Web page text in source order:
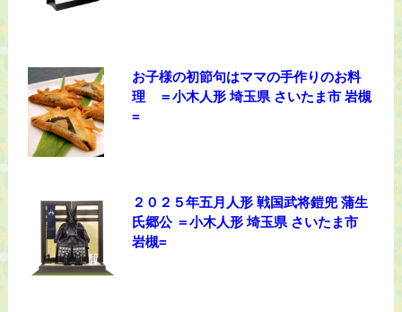
お子様の初節句はママの手作りのお料
理 ＝小木人形 埼玉県 さいたま市 岩槻
=
２０２５年五月人形 戦国武将鎧兜 蒲生
氏郷公 ＝小木人形 埼玉県 さいたま市
岩槻=